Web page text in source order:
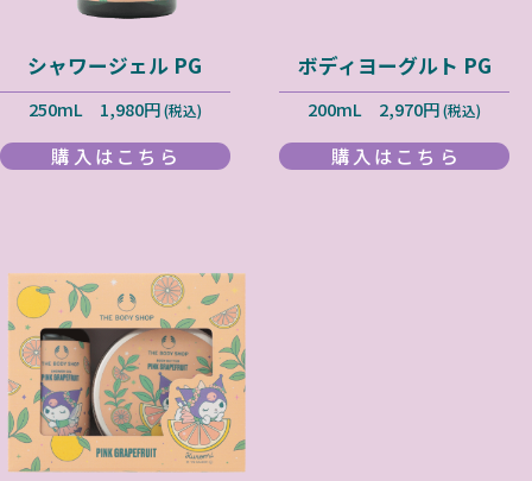
シャワージェル PG
250mL 1,980円(税込)
購入はこちら
ボディヨーグルト PG
200mL 2,970円(税込)
購入はこちら